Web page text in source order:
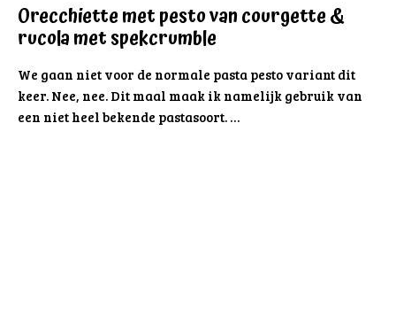
Orecchiette met pesto van courgette &
rucola met spekcrumble
We gaan niet voor de normale pasta pesto variant dit
keer. Nee, nee. Dit maal maak ik namelijk gebruik van
een niet heel bekende pastasoort. …